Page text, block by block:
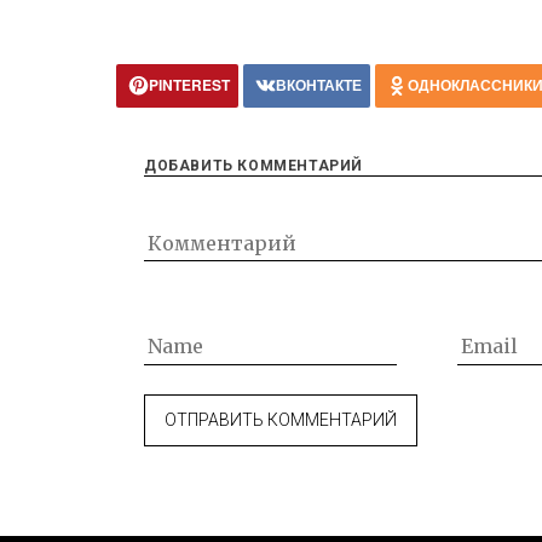
PINTEREST ВКОНТАКТЕ ОДНОКЛАССНИКИ
ДОБАВИТЬ КОММЕНТАРИЙ